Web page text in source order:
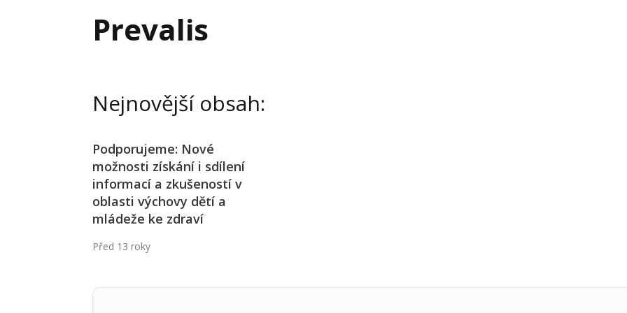
Interim management
Krizové řízení firmy
Prevalis
Nejnovější obsah:
Podporujeme: Nové
možnosti získání i sdílení
informací a zkušeností v
oblasti výchovy dětí a
mládeže ke zdraví
Před 13 roky